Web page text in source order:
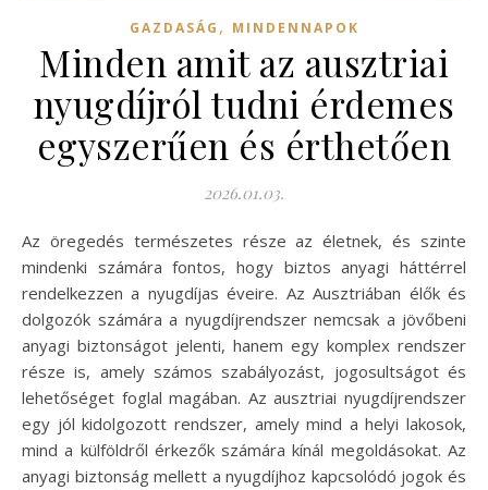
GAZDASÁG , MINDENNAPOK
Minden amit az ausztriai
nyugdíjról tudni érdemes
egyszerűen és érthetően
2026.01.03.
Az öregedés természetes része az életnek, és szinte
mindenki számára fontos, hogy biztos anyagi háttérrel
rendelkezzen a nyugdíjas éveire. Az Ausztriában élők és
dolgozók számára a nyugdíjrendszer nemcsak a jövőbeni
anyagi biztonságot jelenti, hanem egy komplex rendszer
része is, amely számos szabályozást, jogosultságot és
lehetőséget foglal magában. Az ausztriai nyugdíjrendszer
egy jól kidolgozott rendszer, amely mind a helyi lakosok,
mind a külföldről érkezők számára kínál megoldásokat. Az
anyagi biztonság mellett a nyugdíjhoz kapcsolódó jogok és